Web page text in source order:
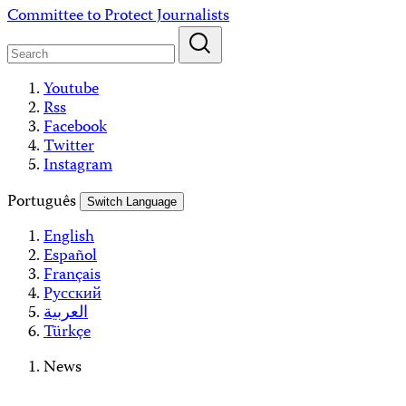
Skip
content
Committee to Protect Journalists
Youtube
Rss
Facebook
Twitter
Instagram
Português
Switch Language
English
Español
Français
Русский
العربية
Türkçe
News